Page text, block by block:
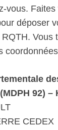
vous.
déposer
RQTH. Vous
92) –
CEDEX